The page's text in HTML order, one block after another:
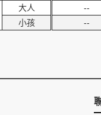
大人
小孩
--
--